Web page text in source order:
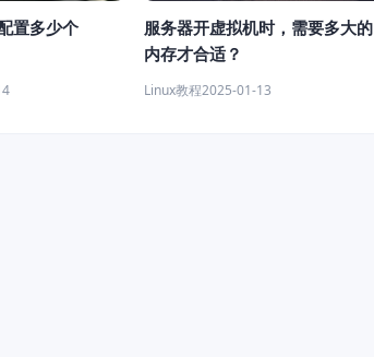
置多少个
服务器开虚拟机时，需要多大的
内存才合适？
Linux教程2025-01-13